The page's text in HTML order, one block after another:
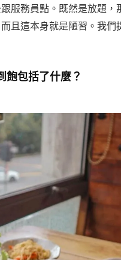
服務員點。既然是放題
且這本身就是陋習。我
飽包括了什麼？